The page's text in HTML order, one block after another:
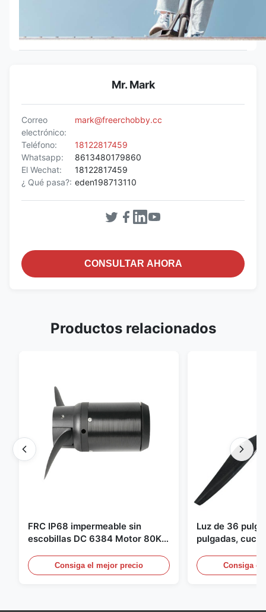
Mr. Mark
Correo
electrónico:
mark@freerchobby.cc
Teléfono:
18122817459
Whatsapp:
8613480179860
El Wechat:
18122817459
¿ Qué pasa?: eden198713110
CONSULTAR AHORA
Productos relacionados
FRC IP68 impermeable sin
escobillas DC 6384 Motor 80KV
surf propulsor submarino hidro
Consiga el mejor precio
Luz de 36
pulgadas,
pulgadas para
Consiga el